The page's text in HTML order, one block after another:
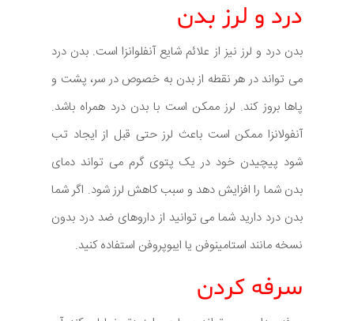
درد و لرز بدن
بدن درد و لرز نیز از علائم شایع آنفلوانزا است. بدن درد
می تواند در هر نقطه از بدن به خصوص در سر، پشت و
پاها بروز کند. لرز ممکن است با بدن درد همراه باشد.
آنفولانزا ممکن است باعث لرز حتی قبل از ایجاد تب
شود پیچیدن خود در یک پتوی گرم می تواند دمای
بدن شما را افزایش دهد و سبب کاهش لرز شود. اگر شما
بدن درد دارید شما می توانید از داروهای ضد درد بدون
نسخه مانند استامینوفن یا ایبوپروفن استفاده کنید.
سرفه کردن